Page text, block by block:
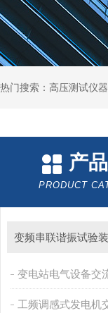
热门搜索：高压测试仪
产
PRODUCT
变频串联谐振试验
工频调感式发电机